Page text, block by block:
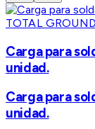
TOTAL GROUND
Carga para
unidad.
Carga para
unidad.